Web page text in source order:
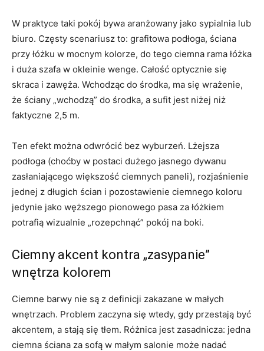
W praktyce taki pokój bywa aranżowany jako sypialnia lub
biuro. Częsty scenariusz to: grafitowa podłoga, ściana
przy łóżku w mocnym kolorze, do tego ciemna rama łóżka
i duża szafa w okleinie wenge. Całość optycznie się
skraca i zawęża. Wchodząc do środka, ma się wrażenie,
że ściany „wchodzą” do środka, a sufit jest niżej niż
faktyczne 2,5 m.
Ten efekt można odwrócić bez wyburzeń. Lżejsza
podłoga (choćby w postaci dużego jasnego dywanu
zasłaniającego większość ciemnych paneli), rozjaśnienie
jednej z długich ścian i pozostawienie ciemnego koloru
jedynie jako węższego pionowego pasa za łóżkiem
potrafią wizualnie „rozepchnąć” pokój na boki.
Ciemny akcent kontra „zasypanie”
wnętrza kolorem
Ciemne barwy nie są z definicji zakazane w małych
wnętrzach. Problem zaczyna się wtedy, gdy przestają być
akcentem, a stają się tłem. Różnica jest zasadnicza: jedna
ciemna ściana za sofą w małym salonie może nadać